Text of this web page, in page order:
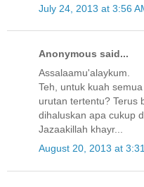
July 24, 2013 at 3:56
Anonymous said...
Assalaamu'alaykum.
Teh, untuk kuah
urutan tertentu? Terus
dihaluskan apa cukup
Jazaakillah khayr...
August 20, 2013 at